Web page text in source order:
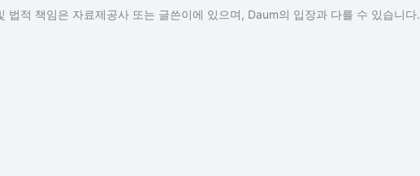
법적 책임은 자료제공사 또는 글쓴이에 있으며, Daum의 입장과 다를 수 있습니다.